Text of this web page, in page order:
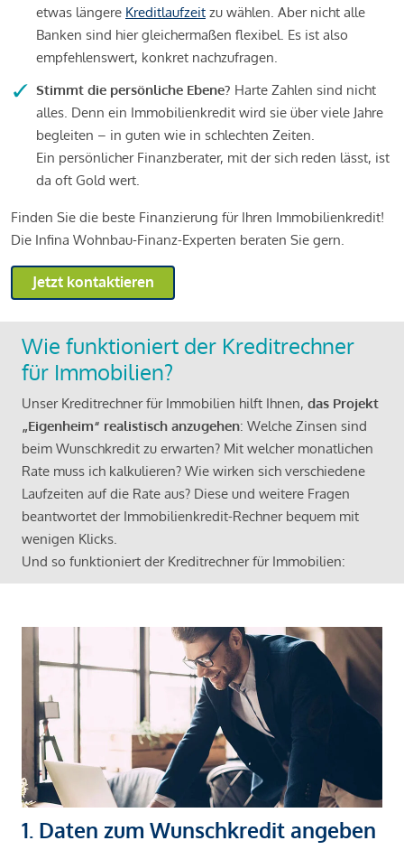
etwas längere Kreditlaufzeit zu wählen. Aber nicht alle
Banken sind hier gleichermaßen flexibel. Es ist also
empfehlenswert, konkret nachzufragen.
Stimmt die persönliche Ebene? Harte Zahlen sind nicht
alles. Denn ein Immobilienkredit wird sie über viele Jahre
begleiten – in guten wie in schlechten Zeiten.
Ein persönlicher Finanzberater, mit der sich reden lässt, ist
da oft Gold wert.
Finden Sie die beste Finanzierung für Ihren Immobilienkredit!
Die Infina Wohnbau-Finanz-Experten beraten Sie gern.
Jetzt kontaktieren
Wie funktioniert der Kreditrechner
für Immobilien?
Unser Kreditrechner für Immobilien hilft Ihnen, das Projekt
„Eigenheim“ realistisch anzugehen: Welche Zinsen sind
beim Wunschkredit zu erwarten? Mit welcher monatlichen
Rate muss ich kalkulieren? Wie wirken sich verschiedene
Laufzeiten auf die Rate aus? Diese und weitere Fragen
beantwortet der Immobilienkredit-Rechner bequem mit
wenigen Klicks.
Und so funktioniert der Kreditrechner für Immobilien:
1. Daten zum Wunschkredit angeben